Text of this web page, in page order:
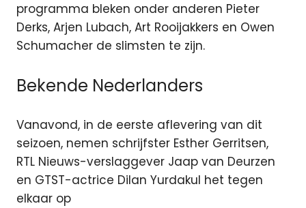
programma bleken onder anderen Pieter
Derks, Arjen Lubach, Art Rooijakkers en Owen
Schumacher de slimsten te zijn.
Bekende Nederlanders
Vanavond, in de eerste aflevering van dit
seizoen, nemen schrijfster Esther Gerritsen,
RTL Nieuws-verslaggever Jaap van Deurzen
en GTST-actrice Dilan Yurdakul het tegen
elkaar op